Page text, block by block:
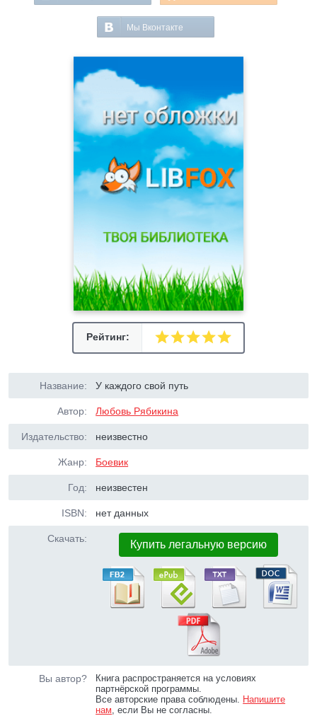
Мы Вконтакте
Рейтинг:
Название: У каждого свой путь
Автор: Любовь Рябикина
Издательство: неизвестно
Жанр: Боевик
Год: неизвестен
ISBN: нет данных
Скачать: Купить легальную версию
Вы автор?
Книга распространяется на условиях
партнёрской программы.
Все авторские права соблюдены. Напишите
нам, если Вы не согласны.